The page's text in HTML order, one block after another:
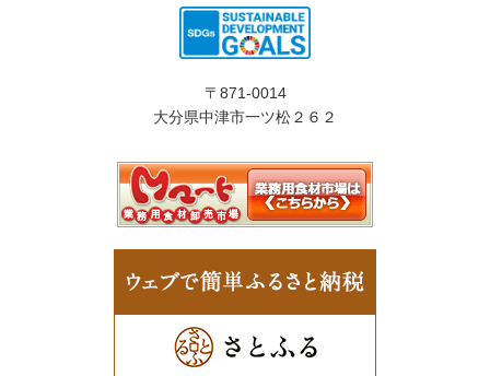
〒871-0014
大分県中津市一ツ松２６２